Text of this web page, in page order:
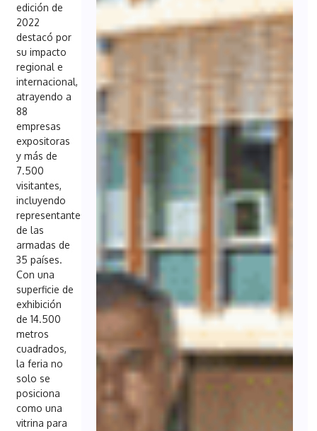
edición de
2022
destacó por
su impacto
regional e
internacional,
atrayendo a
88
empresas
expositoras
y más de
7.500
visitantes,
incluyendo
representantes
de las
armadas de
35 países.
Con una
superficie de
exhibición
de 14.500
metros
cuadrados,
la feria no
solo se
posiciona
como una
vitrina para